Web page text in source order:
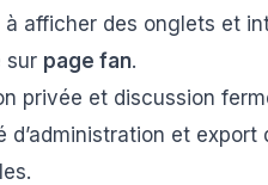
à afficher des onglets et
sur page fan.
privée et discussion
d’administration et export